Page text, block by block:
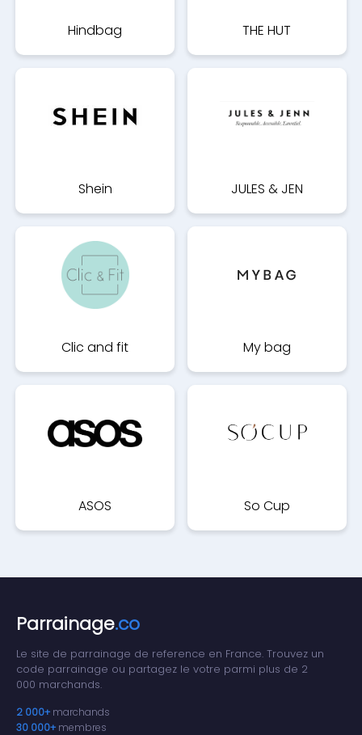
Hindbag THE HUT
Shein JULES & JEN
Clic and fit My bag
ASOS So Cup
Parrainage.co
Le site de parrainage de reference en France. Trouvez un
code parrainage ou partagez le votre parmi plus de 2
000 marchands.
2 000+ marchands
30 000+ membres